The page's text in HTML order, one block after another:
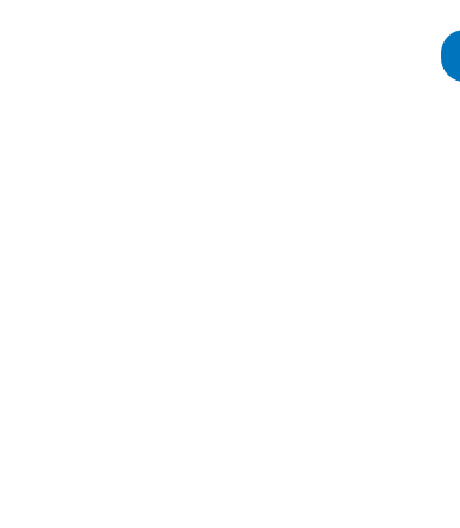
Ngày hoạt động đầu tiên, Bệnh viện